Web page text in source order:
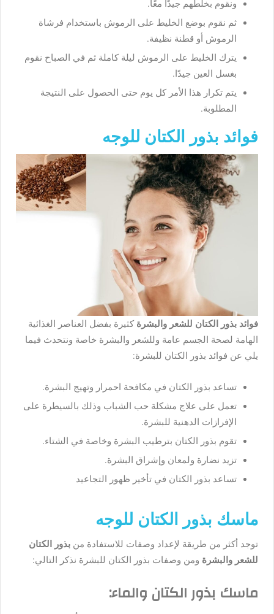
ونقوم بخلطهم جيدًا معًا.
ثم نقوم بوضع الخليط على الرموش باستخدام فرشاة
الرموش أو قطنة نظيفة.
يترك الخليط على الرموش ليلة كاملة ثم في الصباح نقوم
بغسل العين جيدًا.
يتم تكرار هذا الأمر كل يوم حتى الحصول على النتيجة
المطلوبة.
فوائد بذور الكتان للوجه
فوائد بذور الكتان للشعر والبشرة كثيرة بفضل العناصر الغذائية
الهامة لصحة الجسم عامة وللشعر والبشرة خاصة ونتحدث فيما
يلي عن فوائد بذور الكتان للبشرة:
تساعد بذور الكتان في مكافحة احمرار وتهيج البشرة.
تعمل على علاج مشكلة حب الشباب وذلك بالسيطرة على
الإفرازات الدهنية للبشرة.
تقوم بذور الكتان بترطيب البشرة وخاصة في الشتاء.
تزيد نضارة ولمعان وإشراق البشرة.
تساعد بذور الكتان في تأخير ظهور التجاعيد
ماسك بذور الكتان للوجه
توجد أكثر من طريقة لإعداد وصفات للاستفادة من بذور الكتان
للشعر والبشرة ومن وصفات بذور الكتان للبشرة نذكر التالي:
ماسك بذور الكتان والماء: